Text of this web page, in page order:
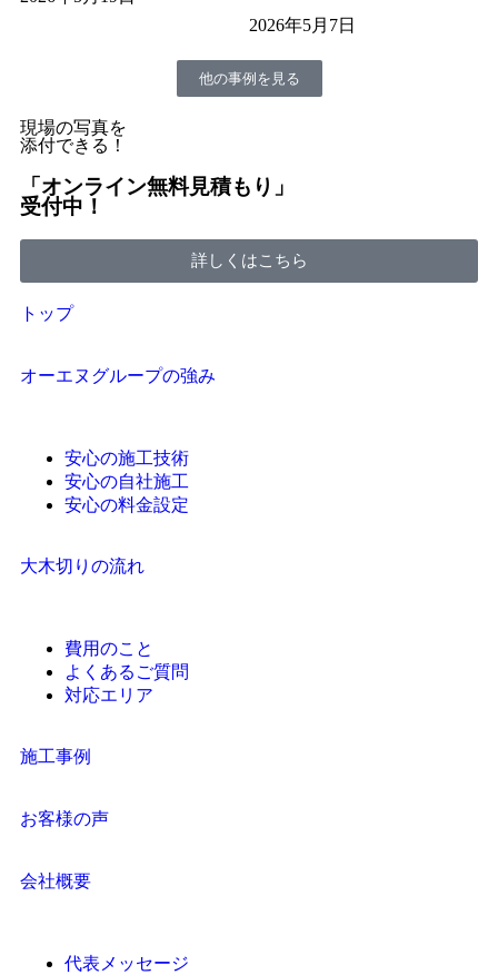
2026年5月7日
他の事例を見る
現場の写真を
添付できる！
「オンライン無料見積もり」
受付中！
詳しくはこちら
トップ
オーエヌグループの強み
安心の施工技術
安心の自社施工
安心の料金設定
大木切りの流れ
費用のこと
よくあるご質問
対応エリア
施工事例
お客様の声
会社概要
代表メッセージ